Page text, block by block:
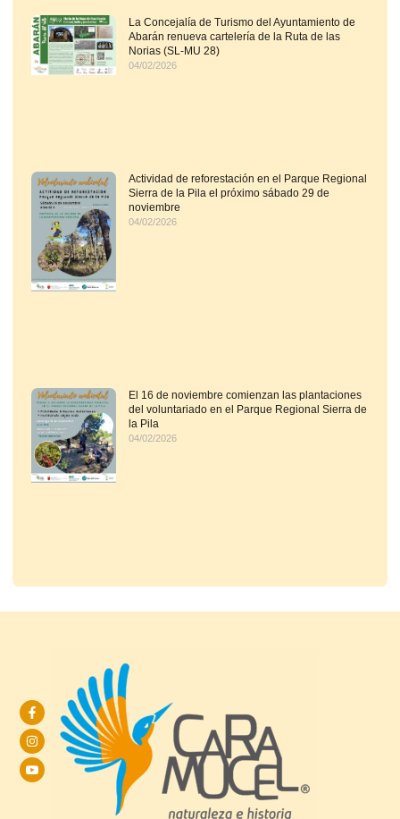
La Concejalía de Turismo del Ayuntamiento de
Abarán renueva cartelería de la Ruta de las
Norias (SL-MU 28)
04/02/2026
Actividad de reforestación en el Parque Regional
Sierra de la Pila el próximo sábado 29 de
noviembre
04/02/2026
El 16 de noviembre comienzan las plantaciones
del voluntariado en el Parque Regional Sierra de
la Pila
04/02/2026